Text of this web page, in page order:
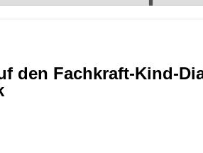
den Fachkraft-Kind-